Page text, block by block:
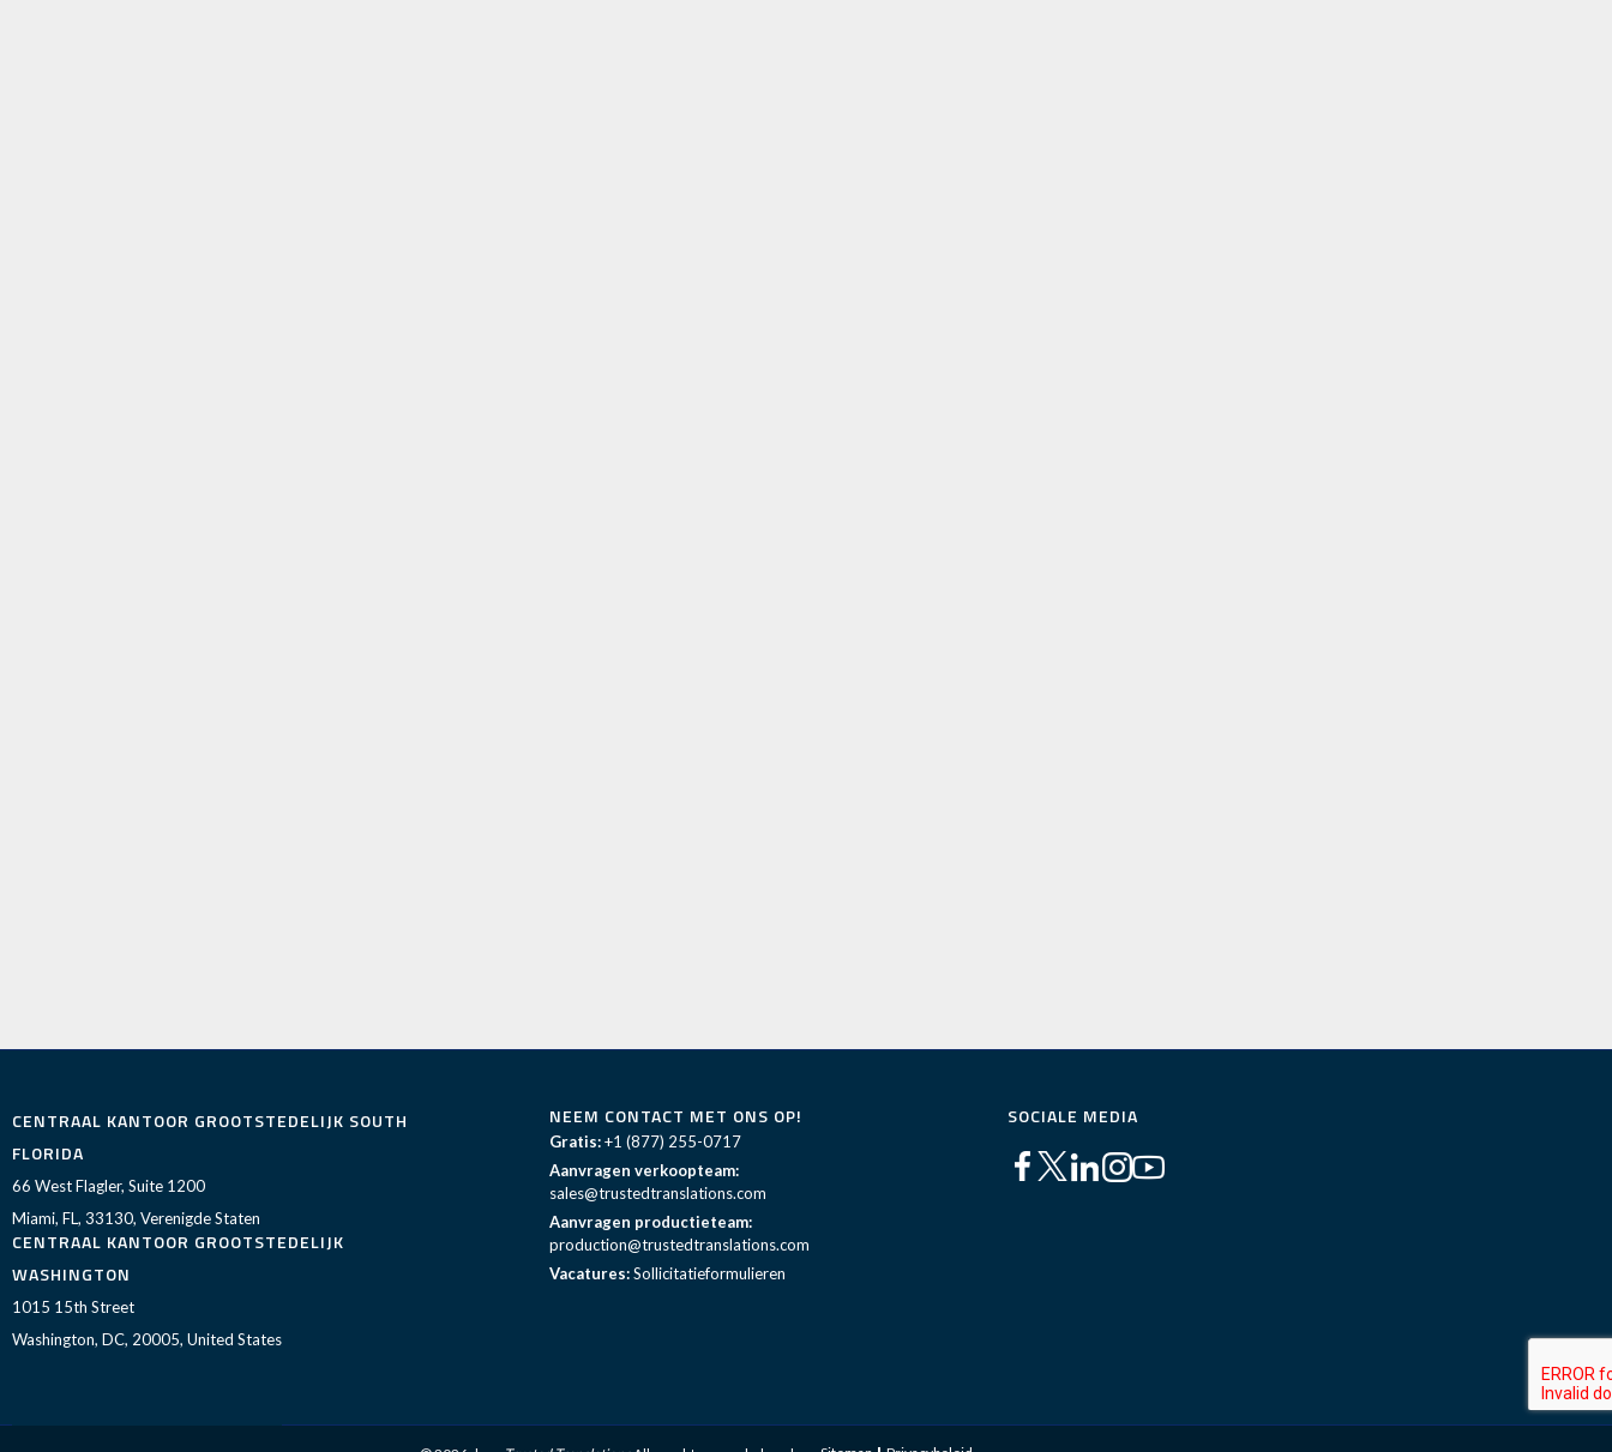
CENTRAAL KANTOOR GROOTSTEDELIJK SOUTH
FLORIDA
66 West Flagler, Suite 1200
Miami, FL, 33130, Verenigde Staten
CENTRAAL KANTOOR GROOTSTEDELIJK
WASHINGTON
1015 15th Street
Washington, DC, 20005, United States
NEEM CONTACT MET ONS OP!
Gratis: +1 (877) 255-0717
Aanvragen verkoopteam:
sales@trustedtranslations.com
Aanvragen productieteam:
production@trustedtranslations.com
Vacatures:Sollicitatieformulieren
SOCIALE MEDIA